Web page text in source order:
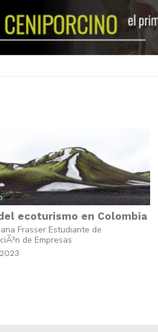
ecoturismo en Colombia
Frasser Estudiante de
de Empresas